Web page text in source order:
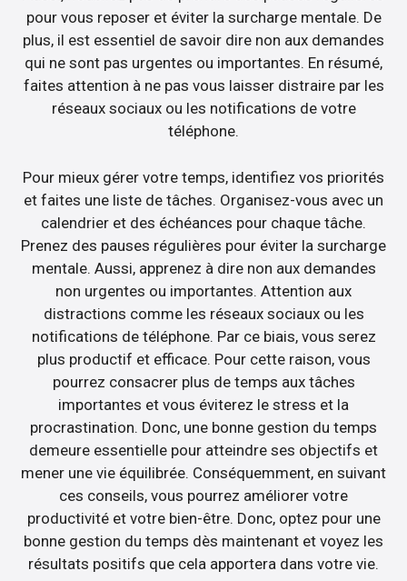
pour vous reposer et éviter la surcharge mentale. De
plus, il est essentiel de savoir dire non aux demandes
qui ne sont pas urgentes ou importantes. En résumé,
faites attention à ne pas vous laisser distraire par les
réseaux sociaux ou les notifications de votre
téléphone.
Pour mieux gérer votre temps, identifiez vos priorités
et faites une liste de tâches. Organisez-vous avec un
calendrier et des échéances pour chaque tâche.
Prenez des pauses régulières pour éviter la surcharge
mentale. Aussi, apprenez à dire non aux demandes
non urgentes ou importantes. Attention aux
distractions comme les réseaux sociaux ou les
notifications de téléphone. Par ce biais, vous serez
plus productif et efficace. Pour cette raison, vous
pourrez consacrer plus de temps aux tâches
importantes et vous éviterez le stress et la
procrastination. Donc, une bonne gestion du temps
demeure essentielle pour atteindre ses objectifs et
mener une vie équilibrée. Conséquemment, en suivant
ces conseils, vous pourrez améliorer votre
productivité et votre bien-être. Donc, optez pour une
bonne gestion du temps dès maintenant et voyez les
résultats positifs que cela apportera dans votre vie.